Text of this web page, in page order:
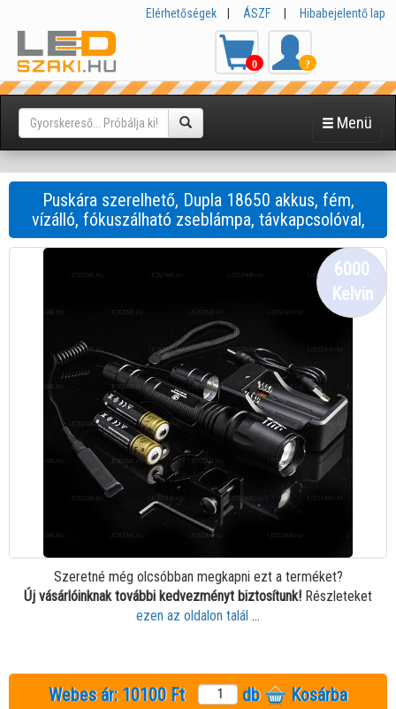
Elérhetőségek ÁSZF Hibabejelentő lap
0 ?
Menü
Puskára szerelhető, Dupla 18650 akkus, fém,
vízálló, fókuszálható zseblámpa, távkapcsolóval,
6000
Kelvin
Szeretné még olcsóbban megkapni ezt a terméket?
Új vásárlóinknak további kedvezményt biztosítunk! Részleteket
ezen az oldalon talál ...
Webes ár: 10100 Ft db Kosárba